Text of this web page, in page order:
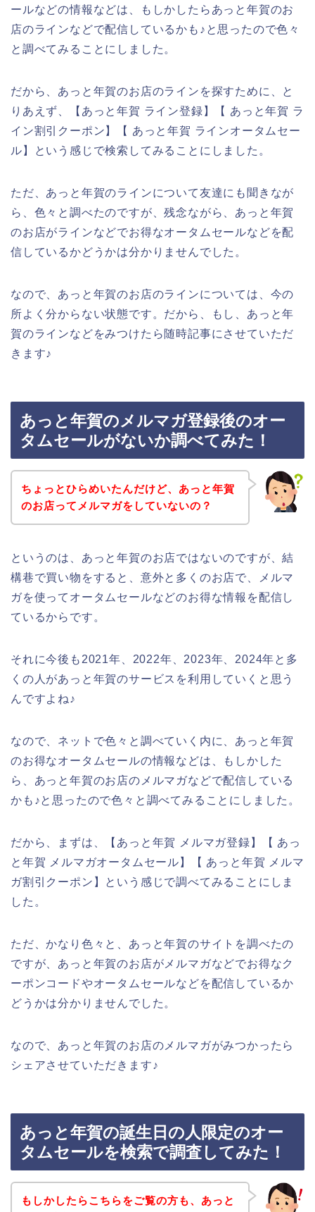
ールなどの情報などは、もしかしたらあっと年賀のお
店のラインなどで配信しているかも♪と思ったので色々
と調べてみることにしました。
だから、あっと年賀のお店のラインを探すために、と
りあえず、【あっと年賀 ライン登録】【 あっと年賀 ラ
イン割引クーポン】【 あっと年賀 ラインオータムセー
ル】という感じで検索してみることにしました。
ただ、あっと年賀のラインについて友達にも聞きなが
ら、色々と調べたのですが、残念ながら、あっと年賀
のお店がラインなどでお得なオータムセールなどを配
信しているかどうかは分かりませんでした。
なので、あっと年賀のお店のラインについては、今の
所よく分からない状態です。だから、もし、あっと年
賀のラインなどをみつけたら随時記事にさせていただ
きます♪
あっと年賀のメルマガ登録後のオー
タムセールがないか調べてみた！
ちょっとひらめいたんだけど、あっと年賀
のお店ってメルマガをしていないの？
というのは、あっと年賀のお店ではないのですが、結
構巷で買い物をすると、意外と多くのお店で、メルマ
ガを使ってオータムセールなどのお得な情報を配信し
ているからです。
それに今後も2021年、2022年、2023年、2024年と多
くの人があっと年賀のサービスを利用していくと思う
んですよね♪
なので、ネットで色々と調べていく内に、あっと年賀
のお得なオータムセールの情報などは、もしかした
ら、あっと年賀のお店のメルマガなどで配信している
かも♪と思ったので色々と調べてみることにしました。
だから、まずは、【あっと年賀 メルマガ登録】【 あっ
と年賀 メルマガオータムセール】【 あっと年賀 メルマ
ガ割引クーポン】という感じで調べてみることにしま
した。
ただ、かなり色々と、あっと年賀のサイトを調べたの
ですが、あっと年賀のお店がメルマガなどでお得なク
ーポンコードやオータムセールなどを配信しているか
どうかは分かりませんでした。
なので、あっと年賀のお店のメルマガがみつかったら
シェアさせていただきます♪
あっと年賀の誕生日の人限定のオー
タムセールを検索で調査してみた！
もしかしたらこちらをご覧の方も、あっと